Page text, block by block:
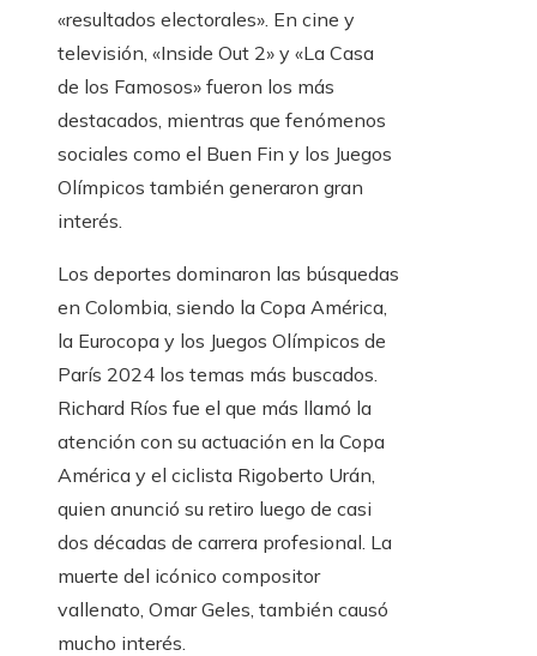
«resultados electorales». En cine y
televisión, «Inside Out 2» y «La Casa
de los Famosos» fueron los más
destacados, mientras que fenómenos
sociales como el Buen Fin y los Juegos
Olímpicos también generaron gran
interés.
Los deportes dominaron las búsquedas
en Colombia, siendo la Copa América,
la Eurocopa y los Juegos Olímpicos de
París 2024 los temas más buscados.
Richard Ríos fue el que más llamó la
atención con su actuación en la Copa
América y el ciclista Rigoberto Urán,
quien anunció su retiro luego de casi
dos décadas de carrera profesional. La
muerte del icónico compositor
vallenato, Omar Geles, también causó
mucho interés.